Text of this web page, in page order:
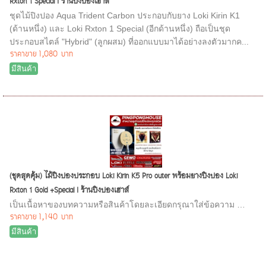
ชุดไม้ปิงปอง Aqua Trident Carbon ประกอบกับยาง Loki Kirin K1
(ด้านหนึ่ง) และ Loki Rxton 1 Special (อีกด้านหนึ่ง) ถือเป็นชุด
ประกอบสไตล์ "Hybrid" (ลูกผสม) ที่ออกแบบมาได้อย่างลงตัวมากค...
ราคาขาย 1,080 บาท
มีสินค้า
(ชุดสุดคุ้ม) ไม้ปิงปองประกอบ Loki Kirin K5 Pro outer พร้อมยางปิงปอง Loki
Rxton 1 Gold +Special I ร้านปิงปองเฮาส์
เป็นเนื้อหาของบทความหรือสินค้าโดยละเอียดกรุณาใส่ข้อความ …
ราคาขาย 1,140 บาท
มีสินค้า